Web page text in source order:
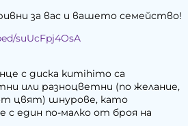
за вас и вашето семейство!
suUcFpj4OsA
с диска kumihimo са
или разноцветни (по желание,
цвят) шнурове, като
с един по-малко от броя на